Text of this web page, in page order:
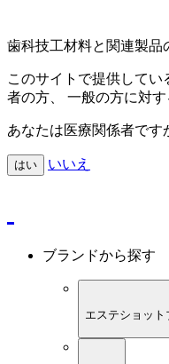
歯科技工材料と関連製品
このサイトで提供して
者の方、 一般の方に対
あなたは医療関係者です
はい いいえ
ブランドから探す
エステショッ